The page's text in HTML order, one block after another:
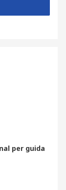
per guida